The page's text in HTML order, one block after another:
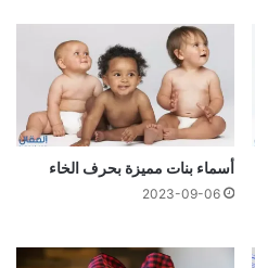
أسماء بنات مميزة بحرف الخاء
2023-09-06